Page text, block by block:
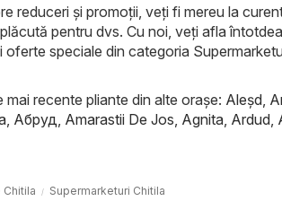
reduceri și promoții, veți fi mereu la
pentru dvs. Cu noi, veți afla
speciale din categoria
mai recente pliante din alte orașe: Aleşd
Абруд Amarastii De Jos Agnita Ardud
Supermarketuri Chitila